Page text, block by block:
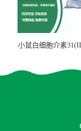
小鼠白细胞介素